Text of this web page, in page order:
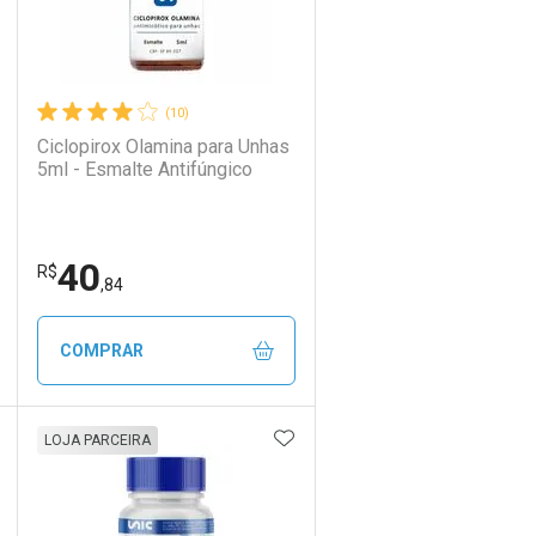
(10)
Ciclopirox Olamina para Unhas
5ml - Esmalte Antifúngico
R$40,84
COMPRAR
FECHAR
Laboratório
FECHAR
Por Menos
AOS FAVORITOS
LOJA PARCEIRA ADICIONAR AOS